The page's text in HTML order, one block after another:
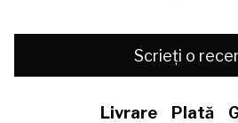
Scrieți o
Livrare Plată